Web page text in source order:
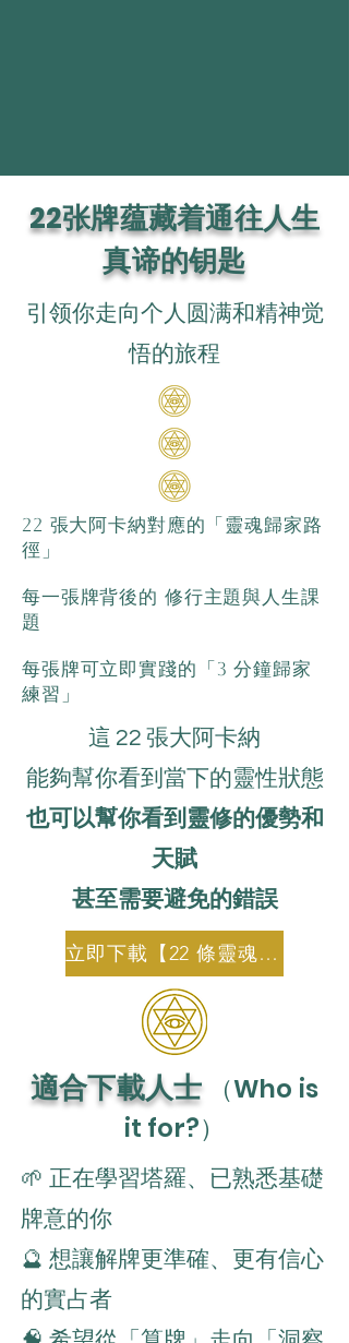
22张牌蕴藏着通往人生
真谛的钥匙
引领你走向个人圆满和精神觉
悟的旅程
22 張大阿卡納對應的「靈魂歸家路
徑」
每一張牌背後的 修行主題與人生課
題
每張牌可立即實踐的「3 分鐘歸家
練習」
這 22 張大阿卡納
能夠幫你看到當下的靈性狀態
也可以幫你看到靈修的優勢和
天賦
​甚至需要避免的錯誤
立即下載【22 條靈魂歸家路】
適合下載人士
（Who is
it for?）
🌱 正在學習塔羅、已熟悉基礎
牌意的你
🔮 想讓解牌更準確、更有信心
的實占者